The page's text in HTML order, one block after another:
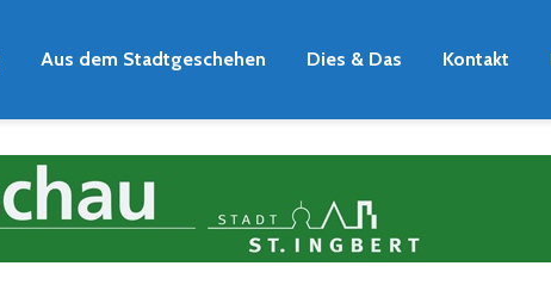
Aus dem Stadtgeschehen Dies & Das Kontakt